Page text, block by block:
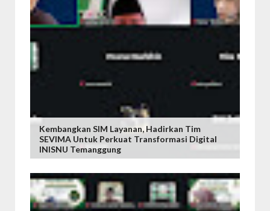
Kembangkan SIM Layanan, Hadirkan Tim
SEVIMA Untuk Perkuat Transformasi Digital
INISNU Temanggung